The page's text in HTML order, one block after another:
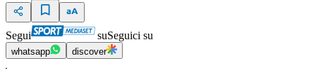
Segui suSeguici su
whatsapp discover